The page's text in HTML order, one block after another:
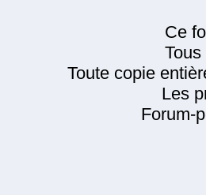
Ce
Toute copie
Les
Forum-